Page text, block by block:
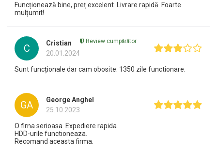
Funcționează bine, preț excelent. Livrare rapidă. Foarte
mulțumit!
C
Cristian
20.01.2024
Review cumpărător
Sunt funcționale dar cam obosite. 1350 zile functionare.
GA
George Anghel
25.10.2023
O firna serioasa. Expediere rapida.
HDD-urile functioneaza.
Recomand aceasta firma.